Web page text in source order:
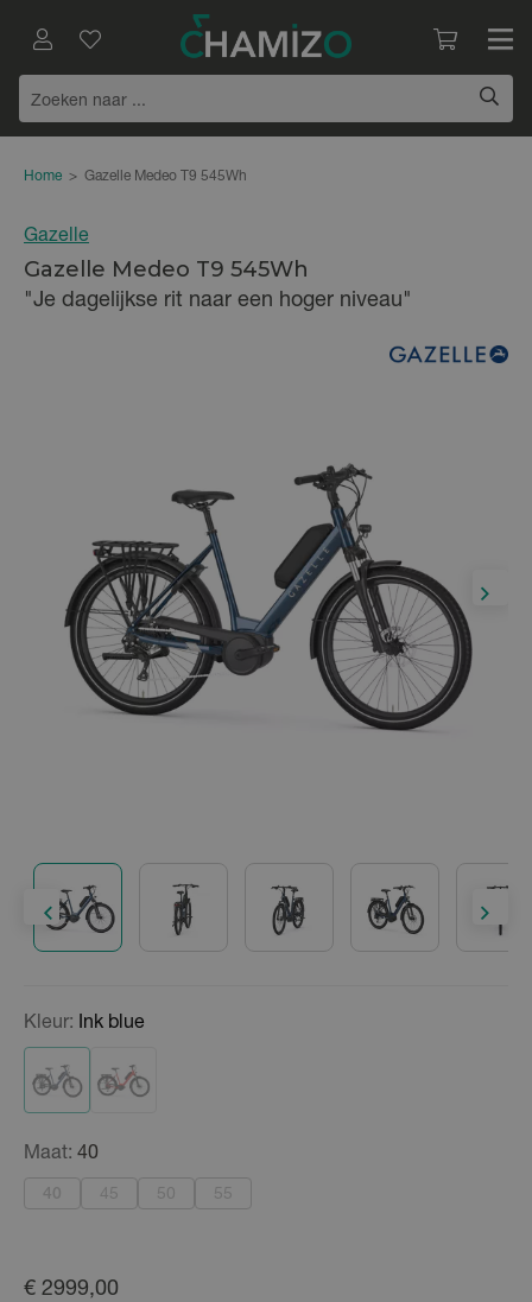
Home > Gazelle Medeo T9 545Wh
Gazelle
Gazelle Medeo T9 545Wh
"Je dagelijkse rit naar een hoger niveau"
Kleur: Ink blue
Maat: 40
40 45 50 55
€ 2999,00